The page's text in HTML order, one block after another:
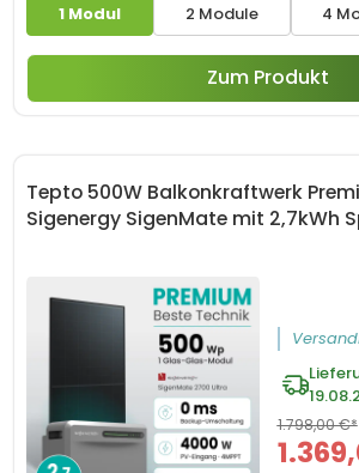
1 Modul 2 Module 4
Zum Produkt
Tepto 500W Balkonkraftwerk
Sigenergy SigenMate mit 2,7kWh
1.798,00 €*